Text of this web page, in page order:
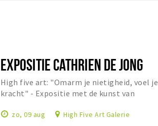
EXPOSITIE CATHRIEN DE JONG
High five art: "Omarm je nietigheid, voel je
kracht" - Expositie met de kunst van
zo, 09 aug High Five Art Galerie